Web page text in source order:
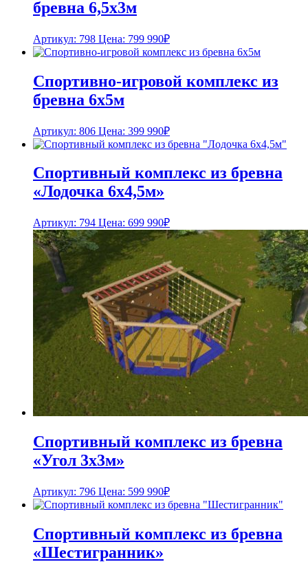
бревна 6,5х3м
Артикул: 798 Цена: 799 990₽
Спортивно-игровой комплекс из
бревна 6х5м
Артикул: 806 Цена: 399 990₽
Спортивный комплекс из бревна
«Лодочка 6х4,5м»
Артикул: 794 Цена: 699 990₽
Спортивный комплекс из бревна
«Угол 3х3м»
Артикул: 796 Цена: 599 990₽
Спортивный комплекс из бревна
«Шестигранник»